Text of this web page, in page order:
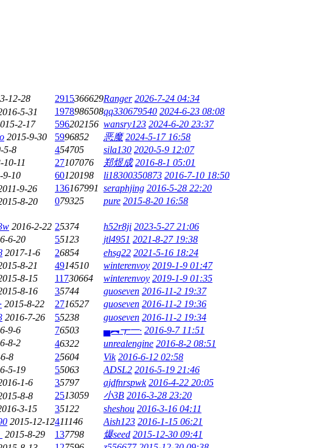
12-28 2915366629Ranger 2026-7-24 04:34
5-31 1978986508qq330679540 2024-6-23 08:08
2-17 596202156 wansry123 2024-6-20 23:37
2015-9-30 5996852 恶魔 2024-5-17 16:58
5-8 454705 sila130 2020-5-9 12:07
10-11 27107076 郑煜成 2016-8-1 05:01
9-10 60120198 li18300350873 2016-7-10 18:50
9-26 136167991 seraphjing 2016-5-28 22:20
8-20 079325 pure 2015-8-20 16:58
2016-2-22 25374 h52r8ji 2023-5-27 21:06
6-20 55123 jtl4951 2021-8-27 19:38
2017-1-6 26854 ehsg22 2021-5-16 18:24
8-21 4914510 winterenvoy 2019-1-9 01:47
8-15 11730664 winterenvoy 2019-1-9 01:35
8-16 35744 guoseven 2016-11-2 19:37
2015-8-22 2716527 guoseven 2016-11-2 19:36
2016-7-26 55238 guoseven 2016-11-2 19:34
9-6 76503 ▄︻┳一· 2016-9-7 11:51
8-2 46322 unrealengine 2016-8-2 08:51
8 25604 Vik 2016-6-12 02:58
5-19 55063 ADSL2 2016-5-19 21:46
1-6 35797 ajdfnrspwk 2016-4-22 20:05
8-8 2513059 小3B 2016-3-28 23:20
3-15 35122 sheshou 2016-3-16 04:11
2015-12-12411146 Aish123 2016-1-15 06:21
2015-8-29 137798 爆seed 2015-12-30 09:41